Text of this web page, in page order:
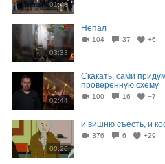
01:48
03:33
Непал
104 37 +6
02:44
Скакать, сами
проверенную схему
100 16 −7
00:26
и вишню съесть, и
376 6 +29